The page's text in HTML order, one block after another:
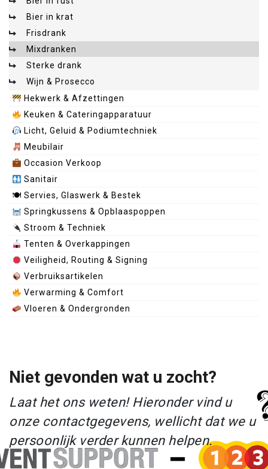
Bier in krat
Frisdrank
Mixdranken
Sterke drank
Wijn & Prosecco
Hekwerk & Afzettingen
Keuken & Cateringapparatuur
Licht, Geluid & Podiumtechniek
Meubilair
Occasion Verkoop
Sanitair
🍽 Servies, Glaswerk & Bestek
Springkussens & Opblaaspoppen
Stroom & Techniek
Tenten & Overkappingen
Veiligheid, Routing & Signing
Verbruiksartikelen
Verwarming & Comfort
Vloeren & Ondergronden
Niet gevonden wat u zocht?
Laat het ons weten! Hieronder vind u
onze contactgegevens, wellicht dat we u
persoonlijk verder kunnen helpen.